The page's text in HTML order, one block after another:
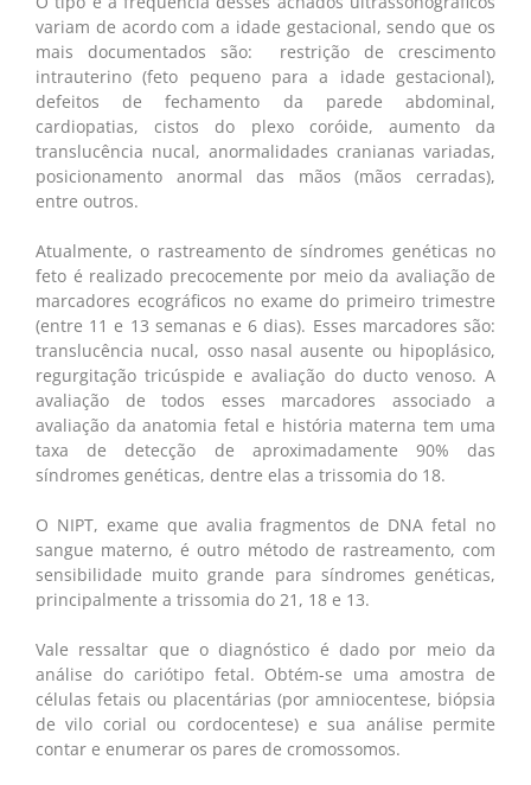
variam de acordo com a idade gestacional, sendo que os
mais documentados são: restrição de crescimento
intrauterino (feto pequeno para a idade gestacional),
defeitos de fechamento da parede abdominal,
cardiopatias, cistos do plexo coróide, aumento da
translucência nucal, anormalidades cranianas variadas,
posicionamento anormal das mãos (mãos cerradas),
entre outros.
Atualmente, o rastreamento de síndromes genéticas no
feto é realizado precocemente por meio da avaliação de
marcadores ecográficos no exame do primeiro trimestre
(entre 11 e 13 semanas e 6 dias). Esses marcadores são:
translucência nucal, osso nasal ausente ou hipoplásico,
regurgitação tricúspide e avaliação do ducto venoso. A
avaliação de todos esses marcadores associado a
avaliação da anatomia fetal e história materna tem uma
taxa de detecção de aproximadamente 90% das
síndromes genéticas, dentre elas a trissomia do 18.
O NIPT, exame que avalia fragmentos de DNA fetal no
sangue materno, é outro método de rastreamento, com
sensibilidade muito grande para síndromes genéticas,
principalmente a trissomia do 21, 18 e 13.
Vale ressaltar que o diagnóstico é dado por meio da
análise do cariótipo fetal. Obtém-se uma amostra de
células fetais ou placentárias (por amniocentese, biópsia
de vilo corial ou cordocentese) e sua análise permite
contar e enumerar os pares de cromossomos.